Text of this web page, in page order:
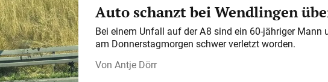
Auto schanzt bei Wendlingen
Bei einem Unfall auf der A 8 sind ein 60-jähriger Mann
am Donnerstagmorgen schwer verletzt worden.
Antje Dörr